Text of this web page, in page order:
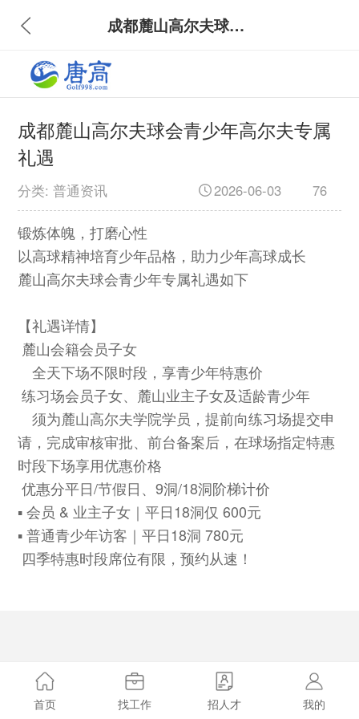
成都麓山高尔夫球会青少年高尔夫专属礼遇
成都麓山高尔夫球会青少年高尔夫专属
礼遇
分类: 普通资讯 76
2026-06-03
锻炼体魄，打磨心性
以高球精神培育少年品格，助力少年高球成长
麓山高尔夫球会青少年专属礼遇如下
【礼遇详情】
麓山会籍会员子女
全天下场不限时段，享青少年特惠价
练习场会员子女、麓山业主子女及适龄青少年
须为麓山高尔夫学院学员，提前向练习场提交申
请，完成审核审批、前台备案后，在球场指定特惠
时段下场享用优惠价格
优惠分平日/节假日、9洞/18洞阶梯计价
▪ 会员 & 业主子女｜平日18洞仅 600元
▪ 普通青少年访客｜平日18洞 780元
四季特惠时段席位有限，预约从速！
首页 找工作 招人才 我的